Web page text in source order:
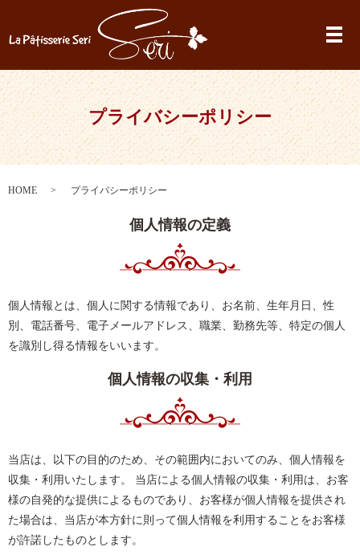
メ
プライバシーポリシー
HOME プライバシーポリシー
個人情報の定義
個人情報とは、個人に関する情報であり、お名前、生年月日、性
別、電話番号、電子メールアドレス、職業、勤務先等、特定の個人
を識別し得る情報をいいます。
個人情報の収集・利用
当店は、以下の目的のため、その範囲内においてのみ、個人情報を
収集・利用いたします。 当店による個人情報の収集・利用は、お客
様の自発的な提供によるものであり、お客様が個人情報を提供され
た場合は、当店が本方針に則って個人情報を利用することをお客様
が許諾したものとします。